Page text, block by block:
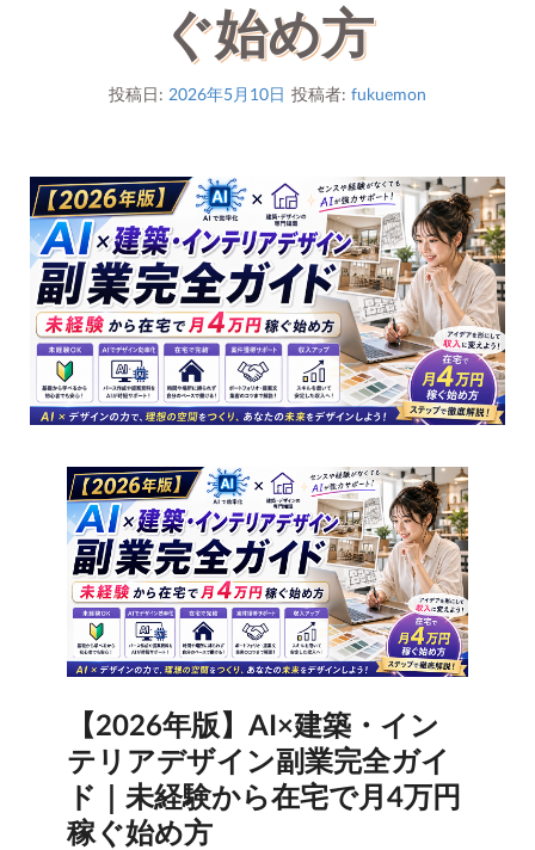
ぐ始め方
投稿日: 2026年5月10日 投稿者: fukuemon
【2026年版】AI×建築・イン
テリアデザイン副業完全ガイ
ド｜未経験から在宅で月4万円
稼ぐ始め方